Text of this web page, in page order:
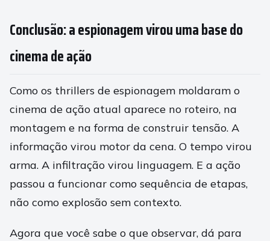
Conclusão: a espionagem virou uma base do
cinema de ação
Como os thrillers de espionagem moldaram o
cinema de ação atual aparece no roteiro, na
montagem e na forma de construir tensão. A
informação virou motor da cena. O tempo virou
arma. A infiltração virou linguagem. E a ação
passou a funcionar como sequência de etapas,
não como explosão sem contexto.
Agora que você sabe o que observar, dá para